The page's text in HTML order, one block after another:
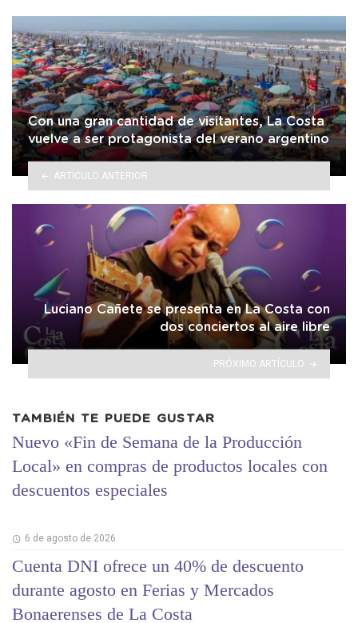
Con una gran cantidad de visitantes, La Costa
vuelve a ser protagonista del verano argentino
ARTÍCULO ANTERIOR
Luciano Cañete se presenta en La Costa con
dos conciertos al aire libre
PRÓXIMO ARTÍCULO
TAMBIÉN TE PUEDE GUSTAR
Nuevo «Fin de Semana de la Producción
Local» en compras de productos locales con
descuentos especiales
6 de agosto de 2026
Cuenta DNI ofrece un 40% de descuento
durante agosto en Ferias y Mercados
Bonaerenses de La Costa